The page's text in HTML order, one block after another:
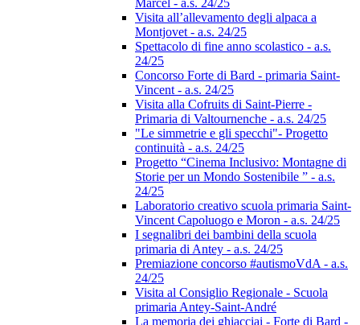
Marcel - a.s. 24/25
Visita all’allevamento degli alpaca a
Montjovet - a.s. 24/25
Spettacolo di fine anno scolastico - a.s.
24/25
Concorso Forte di Bard - primaria Saint-
Vincent - a.s. 24/25
Visita alla Cofruits di Saint-Pierre -
Primaria di Valtournenche - a.s. 24/25
"Le simmetrie e gli specchi"- Progetto
continuità - a.s. 24/25
Progetto “Cinema Inclusivo: Montagne di
Storie per un Mondo Sostenibile ” - a.s.
24/25
Laboratorio creativo scuola primaria Saint-
Vincent Capoluogo e Moron - a.s. 24/25
I segnalibri dei bambini della scuola
primaria di Antey - a.s. 24/25
Premiazione concorso #autismoVdA - a.s.
24/25
Visita al Consiglio Regionale - Scuola
primaria Antey-Saint-André
La memoria dei ghiacciai - Forte di Bard -